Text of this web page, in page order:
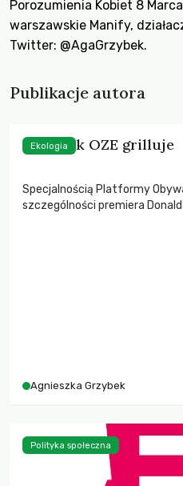
Porozumienia Kobiet 8
warszawskie Manify,
Twitter: @AgaGrzybek.
Publikacje autora
Jak Tusk OZE grilluje
Specjalnością Platformy
szczególności premiera
Agnieszka Grzybek
Ekologia
Polityka społeczna